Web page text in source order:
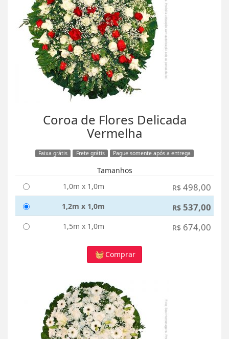
Coroa de Flores Delicada
Vermelha
Faixa grátis Frete grátis Pague somente após a entrega
Tamanhos
1,0m x 1,0m
R$ 498,00
1,2m x 1,0m R$ 537,00
1,5m x 1,0m R$ 674,00
Comprar